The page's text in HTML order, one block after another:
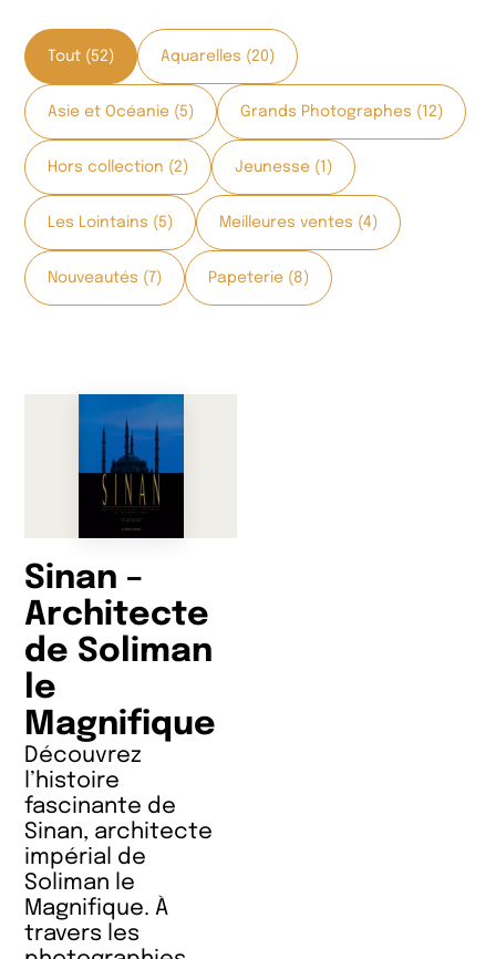
Tout (52) Aquarelles (20)
Asie et Océanie (5) Grands Photographes (12)
Hors collection (2) Jeunesse (1)
Les Lointains (5) Meilleures ventes (4)
Nouveautés (7) Papeterie (8)
Sinan –
Architecte
de Soliman
le
Magnifique
Découvrez
l’histoire
fascinante de
Sinan, architecte
impérial de
Soliman le
Magnifique. À
travers les